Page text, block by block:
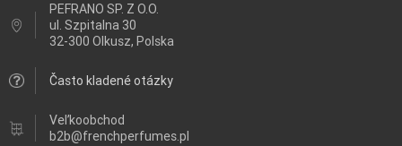
PEFRANO SP. Z O.O.
ul. Szpitalna 30
32-300 Olkusz, Polska
Často kladené otázky
Veľkoobchod
b2b@frenchperfumes.pl